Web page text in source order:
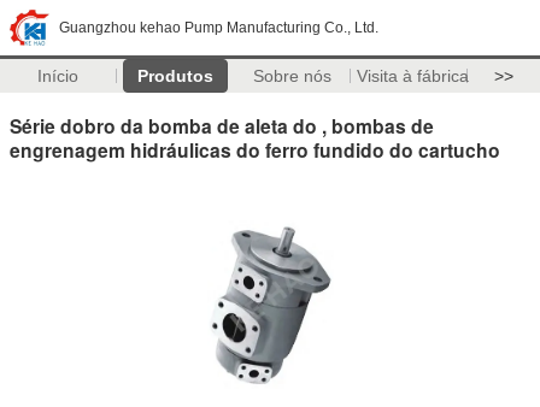
Guangzhou kehao Pump Manufacturing Co., Ltd.
Início Produtos Sobre nós Visita à fábrica >>
Série dobro da bomba de aleta do , bombas de
engrenagem hidráulicas do ferro fundido do cartucho